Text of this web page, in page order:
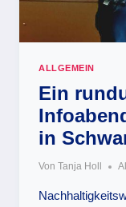
ALLGEMEIN
Ein
in
Von Tanja Holl